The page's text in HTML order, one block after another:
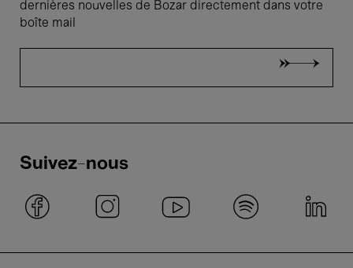
dernières nouvelles de Bozar directement dans votre
boîte mail
Suivez-nous